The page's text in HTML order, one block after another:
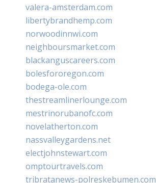
valera-amsterdam.com
libertybrandhemp.com
norwoodinnwi.com
neighboursmarket.com
blackanguscareers.com
bolesfororegon.com
bodega-ole.com
thestreamlinerlounge.com
mestrinorubanofc.com
novelatherton.com
nassvalleygardens.net
electjohnstewart.com
omptourtravels.com
tribratanews-polreskebumen.com